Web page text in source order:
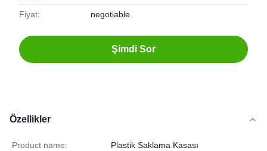
Fiyat: negotiable
Şimdi Sor
Özellikler
Product name: Plastik Saklama Kasası